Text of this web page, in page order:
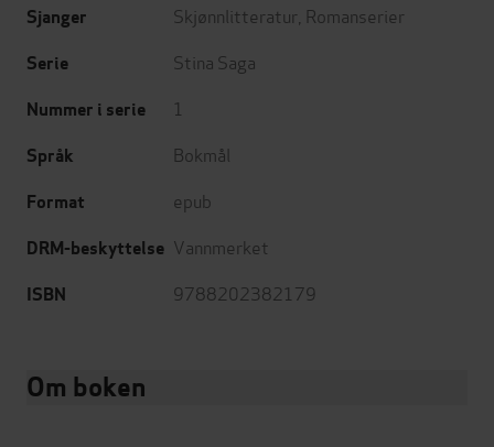
Sjanger Skjønnlitteratur Romanserier
Serie Stina Saga
Nummer i serie 1
Språk Bokmål
Format epub
DRM-beskyttelse Vannmerket
ISBN 9788202382179
Om boken